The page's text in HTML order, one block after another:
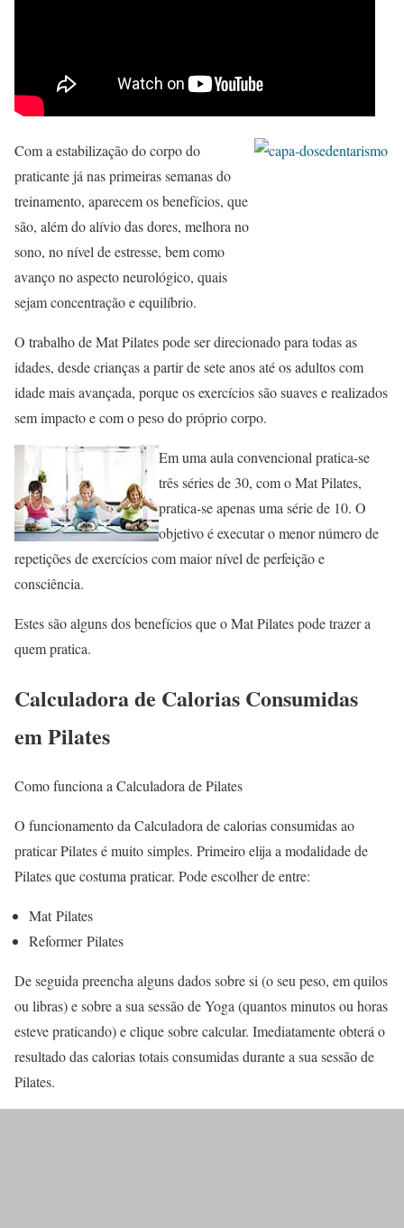
Com a estabilização do corpo do
praticante já nas primeiras semanas do
treinamento, aparecem os benefícios, que
são, além do alívio das dores, melhora no
sono, no nível de estresse, bem como
avanço no aspecto neurológico, quais
sejam concentração e equilíbrio.
O trabalho de Mat Pilates pode ser direcionado para todas as
idades, desde crianças a partir de sete anos até os adultos com
idade mais avançada, porque os exercícios são suaves e realizados
sem impacto e com o peso do próprio corpo.
Em uma aula convencional pratica-se
três séries de 30, com o Mat Pilates,
pratica-se apenas uma série de 10. O
objetivo é executar o menor número de
repetições de exercícios com maior nível de perfeição e
consciência.
Estes são alguns dos benefícios que o Mat Pilates pode trazer a
quem pratica.
Calculadora de Calorias Consumidas
em Pilates
Como funciona a Calculadora de Pilates
O funcionamento da Calculadora de calorias consumidas ao
praticar Pilates é muito simples. Primeiro elija a modalidade de
Pilates que costuma praticar. Pode escolher de entre:
Mat Pilates
Reformer Pilates
De seguida preencha alguns dados sobre si (o seu peso, em quilos
ou libras) e sobre a sua sessão de Yoga (quantos minutos ou horas
esteve praticando) e clique sobre calcular. Imediatamente obterá o
resultado das calorias totais consumidas durante a sua sessão de
Pilates.